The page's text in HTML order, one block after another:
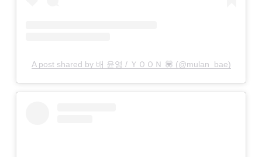
A post shared by 배 윤영 / ＹＯＯＮ 💟 (@mulan_bae)